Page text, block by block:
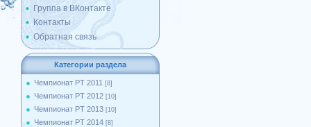
Группа в ВКонтакте
Контакты
Обратная связь
Категории раздела
Чемпионат РТ 2011 [8]
Чемпионат РТ 2012 [10]
Чемпионат РТ 2013 [10]
Чемпионат РТ 2014 [8]